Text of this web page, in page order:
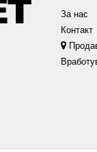
За нас
Контакт